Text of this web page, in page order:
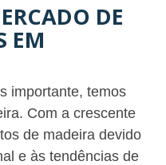
DE
EM
importante, temos
Com a crescente
de madeira devido
e às tendências de